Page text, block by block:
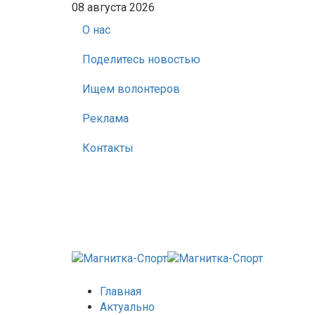
08 августа 2026
О нас
Поделитесь новостью
Ищем волонтеров
Реклама
Контакты
Главная
Актуально